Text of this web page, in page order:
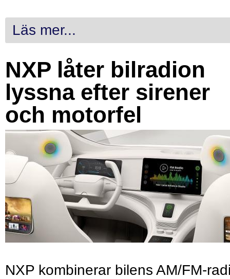
Läs mer...
NXP låter bilradion
lyssna efter sirener
och motorfel
NXP kombinerar bilens AM/FM-